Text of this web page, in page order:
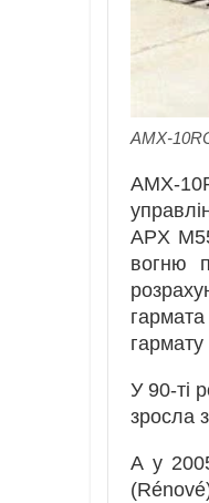
AMX-
AMX-
APX
вогню
У 90-ті
зросла
А у